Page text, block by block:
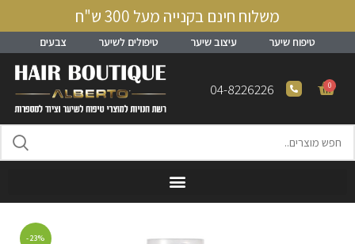
משלוח חינם בקנייה מעל 300 ש"ח
טיפוח שיער עיצוב שיער טיפולים לשיער צבעים
0
04-8226226
-23%